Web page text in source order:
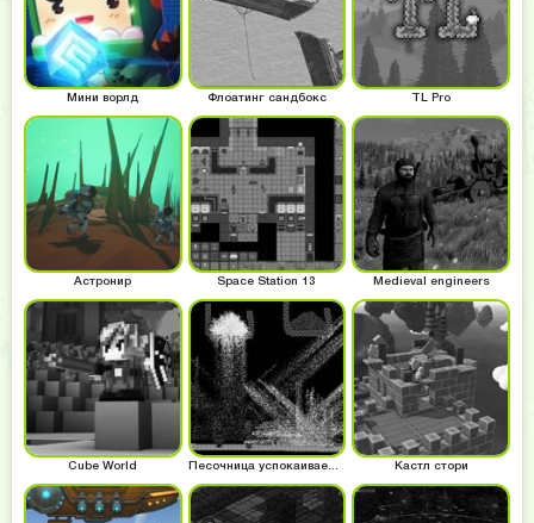
Мини ворлд Флоатинг сандбокс TL Pro
Астронир Space Station 13 Medieval engineers
Cube World Песочница успокаиваем нервы Кастл стори